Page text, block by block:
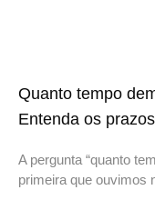
Quanto tempo
Entenda os
A pergunta “quanto
primeira que ouvimos